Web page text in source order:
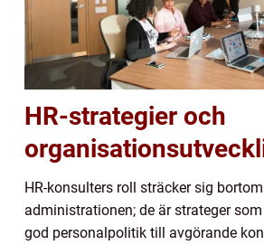
HR-strategier och
HR-konsulters roll sträcker sig
administrationen; de är strateger
god personalpolitik till avgörande